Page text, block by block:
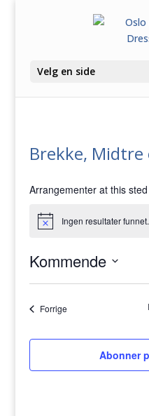
Velg en side
Brekke,
Arrangementer at this sted
MerknadIngen resultater funnet.
Kommende
ForrigeArrangementer
Abonner